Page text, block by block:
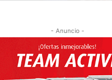
- Anuncio -